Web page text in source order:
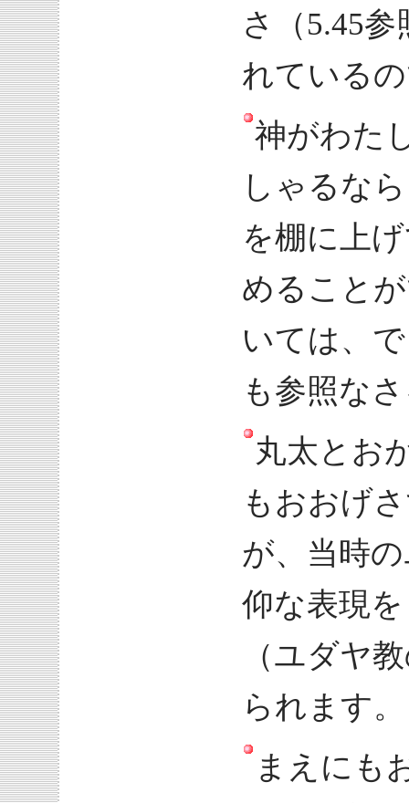
さ（5.45
れている
神がわた
しゃるな
を棚に上
めること
いては、
も参照な
丸太とお
もおおげ
が、当時
仰な表現
（ユダヤ
られます。
まえにも